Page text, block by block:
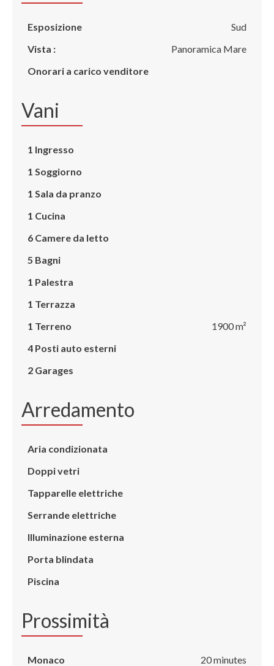
Esposizione
Sud
Vista :
Panoramica Mare
Onorari a carico venditore
Vani
1 Ingresso
1 Soggiorno
1 Sala da pranzo
1 Cucina
6 Camere da letto
5 Bagni
1 Palestra
1 Terrazza
1 Terreno
1900 m²
4 Posti auto esterni
2 Garages
Arredamento
Aria condizionata
Doppi vetri
Tapparelle elettriche
Serrande elettriche
Illuminazione esterna
Porta blindata
Piscina
Prossimità
Monaco 20 minutes